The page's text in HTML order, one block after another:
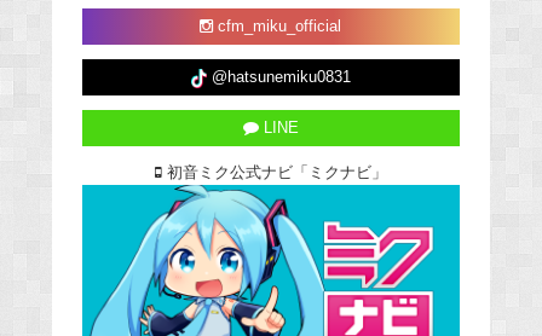
cfm_miku_official
@hatsunemiku0831
LINE
初音ミク公式ナビ「ミクナビ」